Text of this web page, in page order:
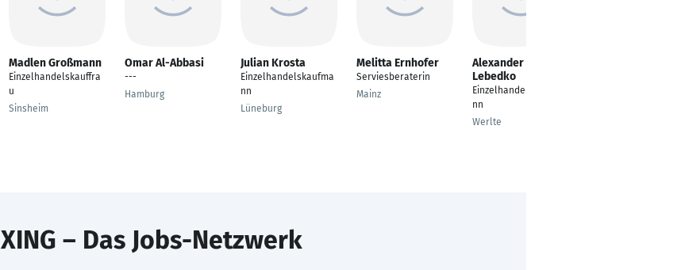
Madlen Großmann
Einzelhandelskauffra
u
Sinsheim
Omar Al-Abbasi
---
Hamburg
Julian Krosta
Einzelhandelskaufma
nn
Lüneburg
Melitta Ernhofer
Serviesberaterin
Mainz
Alexander
Lebedko
Einzelhandelskaufma
nn
Werlte
XING – Das Jobs-Netzwerk